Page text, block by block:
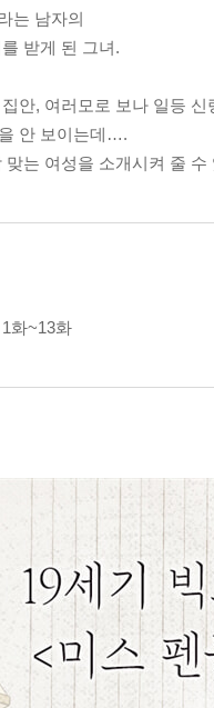
는 남자의
받게 된 그녀.
안, 여러모로 보나 일등 신
안 보이는데….
맞는 여성을 소개시켜 줄 수
화~13화